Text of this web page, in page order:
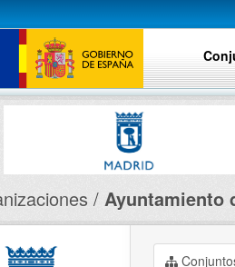
Ayuntamiento